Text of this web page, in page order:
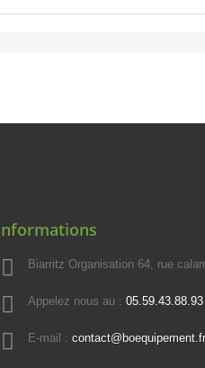
Biarritz Organisation 64, rue
Appelez nous au : 05.59.43.88.93
E-mail : contact@boequipement.fr